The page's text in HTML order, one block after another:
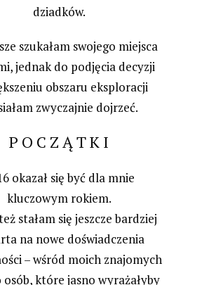
dziadków.
szukałam swojego miejsca
jednak do podjęcia decyzji
obszaru eksploracji
zwyczajnie dojrzeć.
P O C Z Ą T K I
okazał się być dla mnie
kluczowym rokiem.
stałam się jeszcze bardziej
na nowe doświadczenia
– wśród moich znajomych
osób, które jasno wyrażałyby